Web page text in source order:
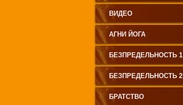
ЧЕЛОВЕЧЕСТВА
ВИДЕО
АГНИ ЙОГА
БЕЗПРЕДЕЛЬНОСТЬ 1
БЕЗПРЕДЕЛЬНОСТЬ 2
БРАТСТВО